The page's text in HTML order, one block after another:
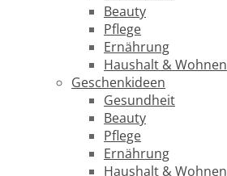
Beauty
Pflege
Ernährung
Haushalt & Wohnen
Geschenkideen
Gesundheit
Beauty
Pflege
Ernährung
Haushalt & Wohnen